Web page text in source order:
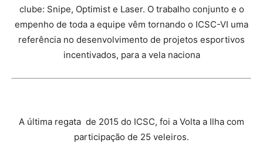
clube: Snipe, Optimist e Laser. O trabalho conjunto e o
empenho de toda a equipe vêm tornando o ICSC-VI uma
referência no desenvolvimento de projetos esportivos
incentivados, para a vela naciona
A última regata de 2015 do ICSC, foi a Volta a Ilha com
participação de 25 veleiros.